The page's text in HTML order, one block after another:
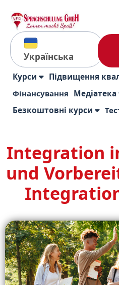
Українська
Курси Підвищення
Фінансування Медіатека
Безкоштовні курси
Integration
und